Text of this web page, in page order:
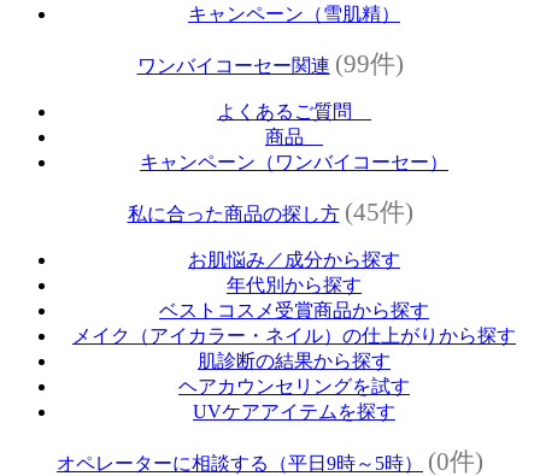
キャンペーン（雪肌精）
ワンバイコーセー関連 (99件)
よくあるご質問
商品
キャンペーン（ワンバイコーセー）
私に合った商品の探し方 (45件)
お肌悩み／成分から探す
年代別から探す
ベストコスメ受賞商品から探す
メイク（アイカラー・ネイル）の仕上がりから探す
肌診断の結果から探す
ヘアカウンセリングを試す
UVケアアイテムを探す
オペレーターに相談する（平日9時～5時） (0件)